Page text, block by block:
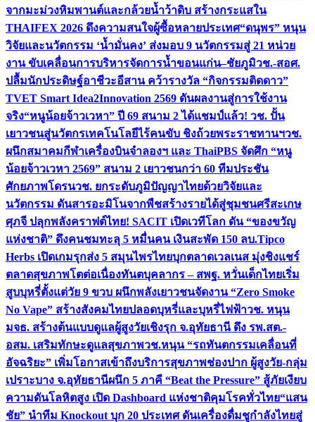
จากมะม่วงหิมพานต์และกล้วยน้ำว้าดิบ สร้างกระแสใน
THAIFEX 2026 ดึงความสนใจผู้ซื้อหลายประเทศ“ดนุพร” หนุน
วิจัยและนวัตกรรม ‘น้ำมั่นคง’ ส่งมอบ 9 นวัตกรรมสู่ 21 หน่วย
งาน ขับเคลื่อนการบริหารจัดการน้ำขอนแก่น–ชัยภูมิวช.-สอศ.
ปลื้มนักประดิษฐ์อาชีวะอีสาน คว้ารางวัล “กิจกรรมติดดาว”
TVET Smart Idea2Innovation 2569 ดันผลงานสู่การใช้งาน
จริง“หนูน้อยจ้าวเวหา” ปี 69 สนาม 2 ได้แชมป์แล้ว! วช. ปั้น
เยาวชนสู่นวัตกรเทคโนโลยีไร้คนขับ ชิงถ้วยพระราชทานฯวช.
ผนึกสมาคมกีฬาเครื่องบินจำลองฯ และ ThaiPBS จัดศึก “หนู
น้อยจ้าวเวหา 2569” สนาม 2 เยาวชนกว่า 60 ทีมประชัน
ศักยภาพโดรนวช. ยกระดับภูมิปัญญาไทยด้วยวิจัยและ
นวัตกรรม ดันสารอะมิโนจากพืชสร้างรายได้สู่ชุมชนศรีสะเกษ
ศุภจี ปลุกพลังคราฟต์ไทย! SACIT เปิดเวทีโลก ดัน “ของขวัญ
แห่งชาติ” ดึงคนชมทะลุ 5 หมื่นคน เงินสะพัด 150 ลบ.Tipco
Herbs เปิดเกมรุกส่ง 5 สมุนไพรไทยบุกตลาดเวลเนส มุ่งชิงแชร์
ตลาดสุขภาพโตต่อเนื่องทันตบุคลากร – สพฐ. หวั่นเด็กไทยเริ่ม
สูบบุหรี่ตั้งแต่วัย 9 ขวบ ผนึกพลังเยาวชนจัดงาน “Zero Smoke
No Vape” สร้างสังคมไทยปลอดบุหรี่และบุหรี่ไฟฟ้าวช. หนุน
มจธ. สร้างต้นแบบดูแลผู้สูงวัยเชิงรุก จ.อุทัยธานี ดึง รพ.สต.-
อสม. เสริมทักษะดูแลสุขภาพวช.หนุน “รถทันตกรรมเคลื่อนที่
อัจฉริยะ” เพิ่มโอกาสเข้าถึงบริการสุขภาพช่องปาก ผู้สูงวัย-กลุ่ม
เปราะบาง จ.อุทัยธานีผนึก 5 ภาคี “Beat the Pressure” สู้ภัยเงียบ
ความดันโลหิตสูง เปิด Dashboard แห่งชาติคุมโรคทั่วไทย“แสน
ชัย” นำทีม Knockout บุก 20 ประเทศ ดันเครื่องดื่มชูกำลังไทยสู่